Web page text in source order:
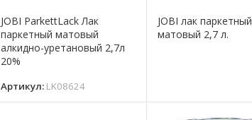
JOBI ParkettLack Лак
паркетный матовый
алкидно-уретановый 2,7л
20%
Артикул: LK08624
JOBI лак паркетный
матовый 2,7 л.